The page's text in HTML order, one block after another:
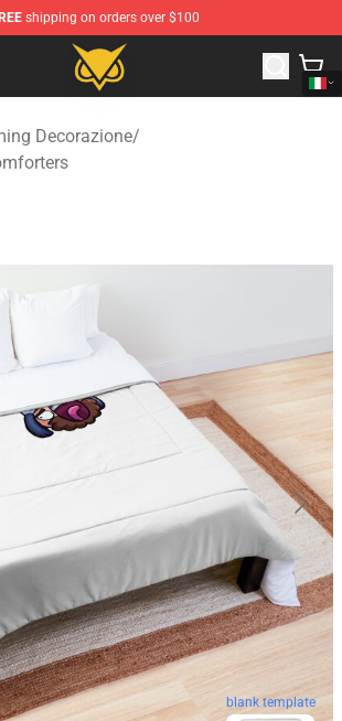
shipping on orders over $100
Store - Official Vanossgaming
Decorazione/
blank template